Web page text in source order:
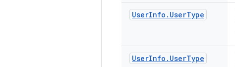
UserInfo . UserType
UserInfo . UserType